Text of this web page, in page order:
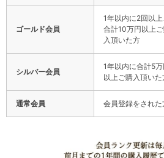
ゴールド会員
1年以内に2回以上
合計10万円以上
入頂いた方
シルバー会員
1年以内に合計5万
以上ご購入頂いた
通常会員 会員登録をされた